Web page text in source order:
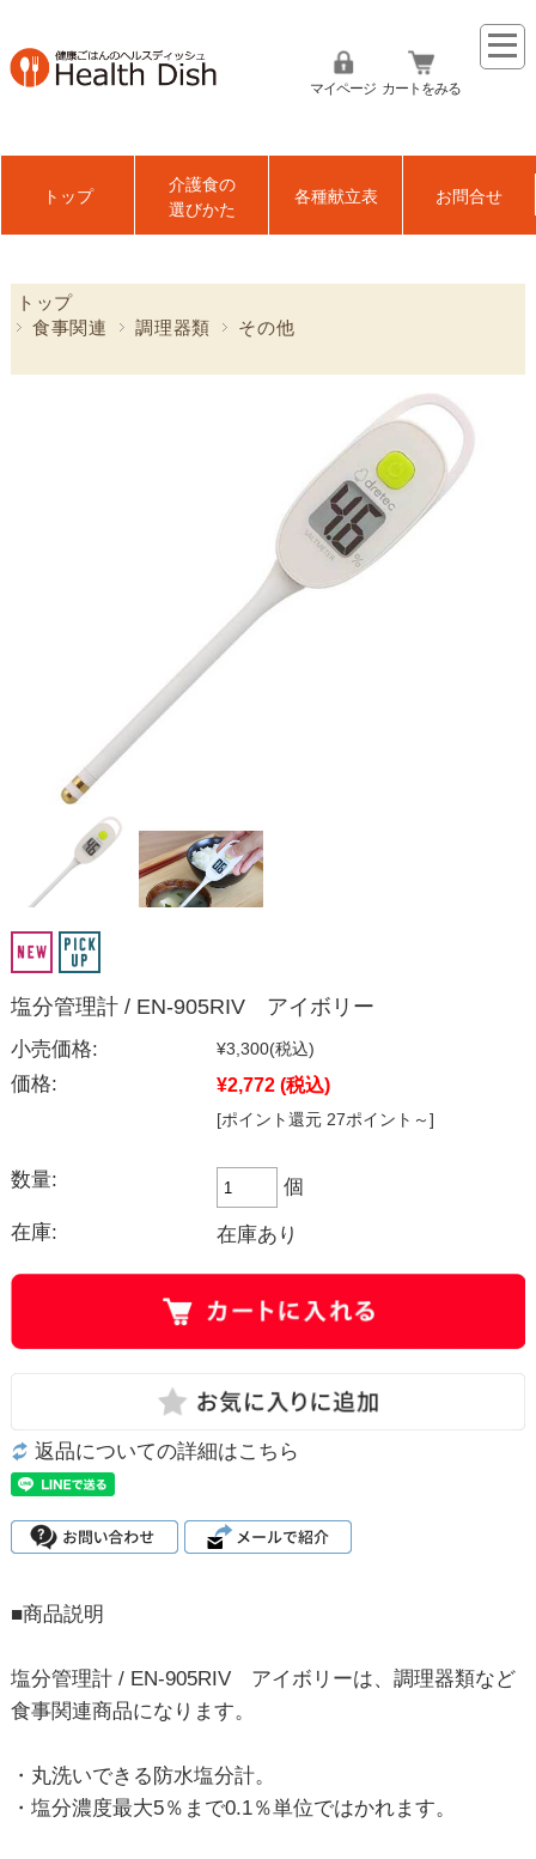
マイページ カートをみる
トップ
介護食の
選びかた
各種献立表 お問合せ
トップ
食事関連
調理器類 その他
塩分管理計 / EN-905RIV アイボリー
小売価格: ¥3,300(税込)
価格: ¥2,772 (税込)
[ポイント還元 27ポイント～]
数量: 個
在庫: 在庫あり
返品についての詳細はこちら
■商品説明
塩分管理計 / EN-905RIV アイボリーは、調理器類など
食事関連商品になります。
・丸洗いできる防水塩分計。
・塩分濃度最大5％まで0.1％単位ではかれます。